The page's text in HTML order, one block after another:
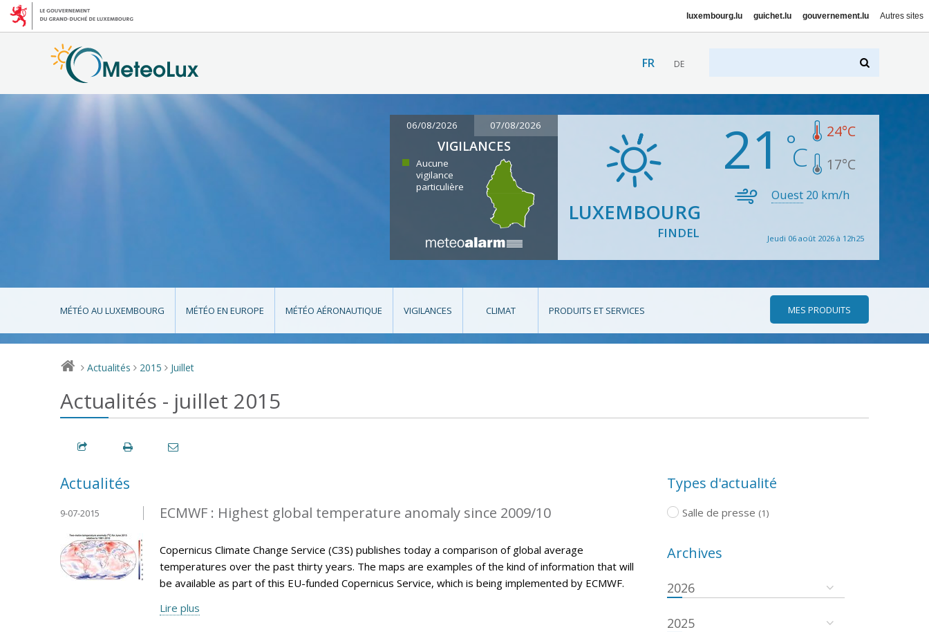
luxembourg.lu guichet.lu gouvernement.lu Autres sites
FR DE
06/08/2026 07/08/2026
VIGILANCES
Aucune
vigilance
particulière
LUXEMBOURG
FINDEL
21 24°C
17°C
Ouest 20 km/h
Jeudi 06 août 2026 à 12h25
MÉTÉO AU LUXEMBOURG MÉTÉO EN EUROPE MÉTÉO AÉRONAUTIQUE VIGILANCES CLIMAT PRODUITS ET SERVICES MES PRODUITS
> Actualités > 2015 > Juillet
Actualités - juillet 2015
Actualités
ECMWF : Highest global temperature anomaly since 2009/10
9-07-2015
Copernicus Climate Change Service (C3S) publishes today a comparison of global average
temperatures over the past thirty years. The maps are examples of the kind of information that will
be available as part of this EU-funded Copernicus Service, which is being implemented by ECMWF.
Lire plus
Types d'actualité
Salle de presse (1)
Archives
2026
2025